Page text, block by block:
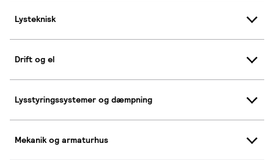
Lysteknisk
Drift og el
Lysstyringssystemer og dæmpning
Mekanik og armaturhus